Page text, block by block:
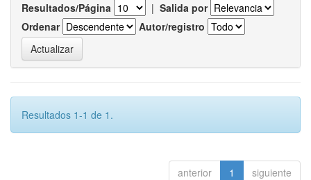
Resultados/Página | Salida por
Ordenar
Autor/registro
Resultados 1-1 de 1.
anterior 1 siguiente